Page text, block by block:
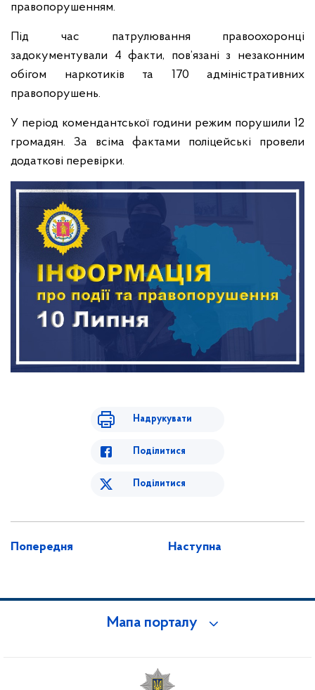
правопорушенням.
Під час патрулювання правоохоронці
задокументували 4 факти, пов’язані з незаконним
обігом наркотиків та 170 адміністративних
правопорушень.
У період комендантської години режим порушили 12
громадян. За всіма фактами поліцейські провели
додаткові перевірки.
Надрукувати
Поділитися
Поділитися
Попередня Наступна
Мапа порталу